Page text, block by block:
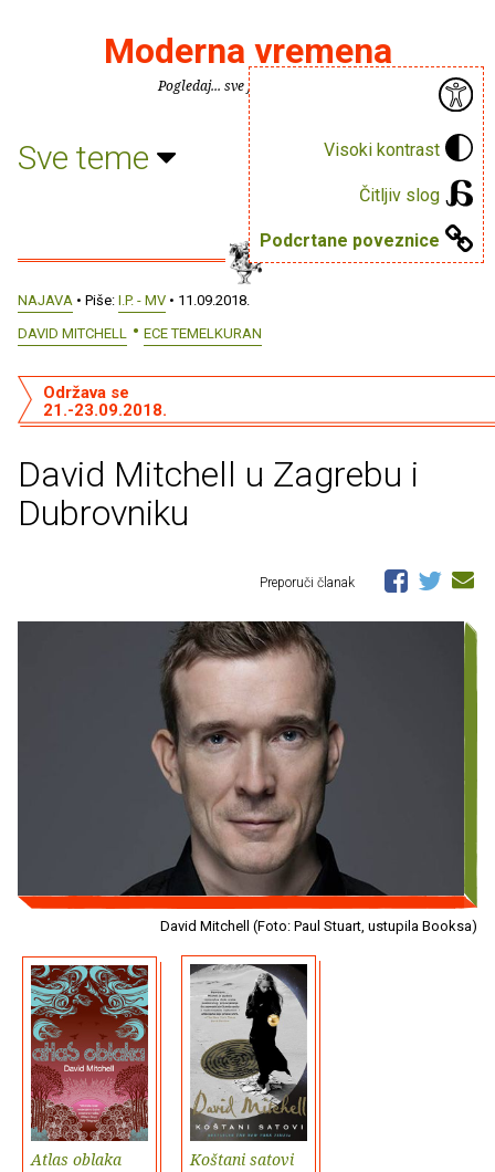
Visoki kontrast
Čitljiv slog
Podcrtane poveznice
Moderna vremena
Pogledaj... sve je puno knjiga.
Sve teme
NAJAVA • Piše: I.P. - MV • 11.09.2018.
DAVID MITCHELL
ECE TEMELKURAN
David Mitchell u Zagrebu i
Dubrovniku
Održava se
21.-23.09.2018.
Preporuči članak
David Mitchell (Foto: Paul Stuart, ustupila Booksa)
Atlas oblaka Koštani satovi